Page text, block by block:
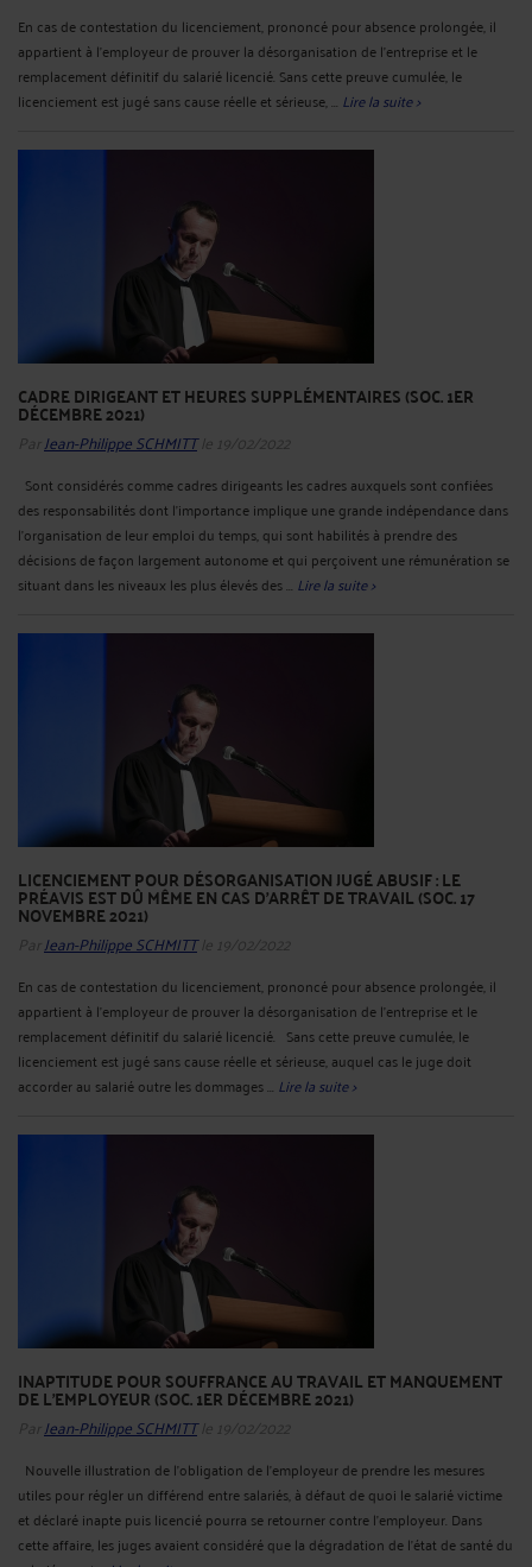
En cas de contestation du licenciement, prononcé pour absence prolongée, il
appartient à l’employeur de prouver la désorganisation de l'entreprise et le
remplacement définitif du salarié licencié. Sans cette preuve cumulée, le
licenciement est jugé sans cause réelle et sérieuse, ... Lire la suite >
CADRE DIRIGEANT ET HEURES SUPPLÉMENTAIRES (SOC. 1ER
DÉCEMBRE 2021)
Par Jean-Philippe SCHMITTle 19/02/2022
Sont considérés comme cadres dirigeants les cadres auxquels sont confiées
des responsabilités dont l'importance implique une grande indépendance dans
l'organisation de leur emploi du temps, qui sont habilités à prendre des
décisions de façon largement autonome et qui perçoivent une rémunération se
situant dans les niveaux les plus élevés des ... Lire la suite >
LICENCIEMENT POUR DÉSORGANISATION JUGÉ ABUSIF : LE
PRÉAVIS EST DÛ MÊME EN CAS D'ARRÊT DE TRAVAIL (SOC. 17
NOVEMBRE 2021)
Par Jean-Philippe SCHMITTle 19/02/2022
En cas de contestation du licenciement, prononcé pour absence prolongée, il
appartient à l’employeur de prouver la désorganisation de l'entreprise et le
remplacement définitif du salarié licencié. Sans cette preuve cumulée, le
licenciement est jugé sans cause réelle et sérieuse, auquel cas le juge doit
accorder au salarié outre les dommages ... Lire la suite >
INAPTITUDE POUR SOUFFRANCE AU TRAVAIL ET MANQUEMENT
DE L'EMPLOYEUR (SOC. 1ER DÉCEMBRE 2021)
Par Jean-Philippe SCHMITTle 19/02/2022
Nouvelle illustration de l’obligation de l’employeur de prendre les mesures
utiles pour régler un différend entre salariés, à défaut de quoi le salarié victime
et déclaré inapte puis licencié pourra se retourner contre l’employeur. Dans
cette affaire, les juges avaient considéré que la dégradation de l'état de santé du